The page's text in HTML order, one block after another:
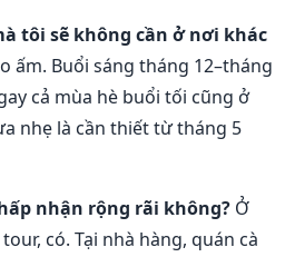
tôi sẽ không cần ở nơi khác
ấm. Buổi sáng tháng 12–tháng
cả mùa hè buổi tối cũng ở
nhẹ là cần thiết từ tháng 5
nhận rộng rãi không? Ở
có. Tại nhà hàng, quán cà